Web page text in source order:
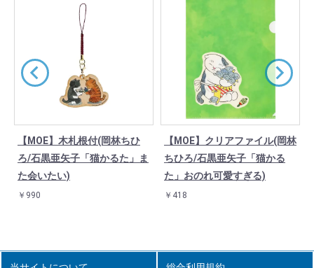
【MOE】木札根付(岡林ちひ
ろ/石黒亜矢子「猫かるた」ま
た会いたい)
￥990
【MOE】クリアファイル(岡林
ちひろ/石黒亜矢子「猫かる
た」おのれ可愛すぎる)
￥418